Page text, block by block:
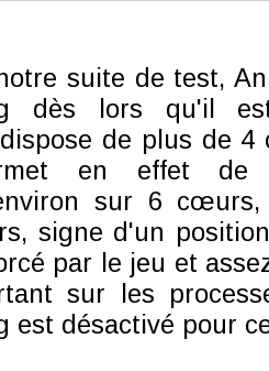
suite de test,
dès lors qu'il
de plus de
en effet
sur 6
signe d'un
par le jeu et
sur les
est désactivé pour